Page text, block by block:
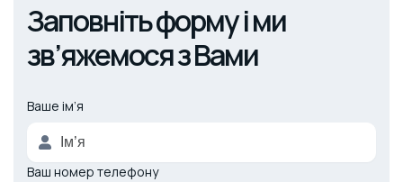
Заповніть форму і ми
зв’яжемося з Вами
Ваше ім’я
Ваш номер телефону
Alternative: